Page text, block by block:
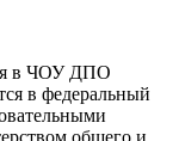
в ЧОУ ДПО
в федеральный
общего и